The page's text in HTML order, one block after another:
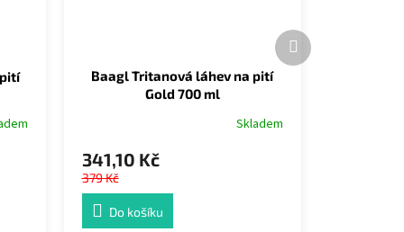
Baagl Tritanová láhev na pití
Gold 700 ml
Skladem
341,10 Kč
379 Kč
Do košíku
Další
produkt